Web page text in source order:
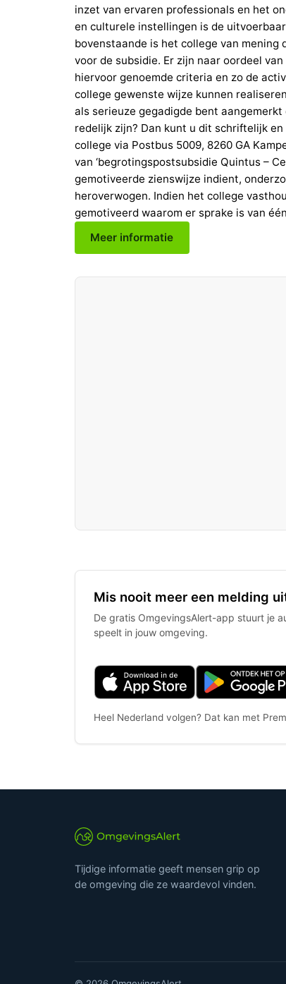
inzet van ervaren professionals en het
en culturele instellingen is de
bovenstaande is het college van mening
voor de subsidie. Er zijn naar oordeel
hiervoor genoemde criteria en zo de
college gewenste wijze kunnen
als serieuze gegadigde bent
redelijk zijn? Dan kunt u dit schriftelijk
college via Postbus 5009, 8260 GA
van ‘begrotingspostsubsidie Quintus –
gemotiveerde zienswijze indient,
heroverwogen. Indien het college
gemotiveerd waarom er sprake is van
Meer informatie
Mis nooit meer een melding
De gratis OmgevingsAlert-app stuurt je
speelt in jouw omgeving.
Heel Nederland volgen? Dat kan met
Tijdige informatie geeft mensen grip op
de omgeving die ze waardevol vinden.